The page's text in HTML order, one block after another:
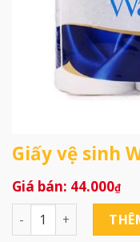
Giấy vệ sinh
44.000₫
Giấy vệ sinh